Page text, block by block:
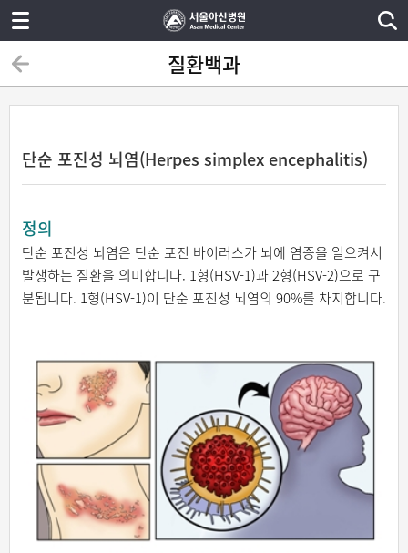
질환백과
단순 포진성 뇌염(Herpes simplex encephalitis)
정의
단순 포진성 뇌염은 단순 포진 바이러스가 뇌에 염증을 일으켜서
발생하는 질환을 의미합니다. 1형(HSV-1)과 2형(HSV-2)으로 구
분됩니다. 1형(HSV-1)이 단순 포진성 뇌염의 90%를 차지합니다.